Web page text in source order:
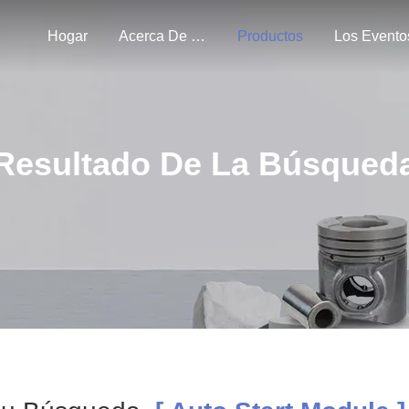
Hogar Acerca De Nosotros Productos Los
De La